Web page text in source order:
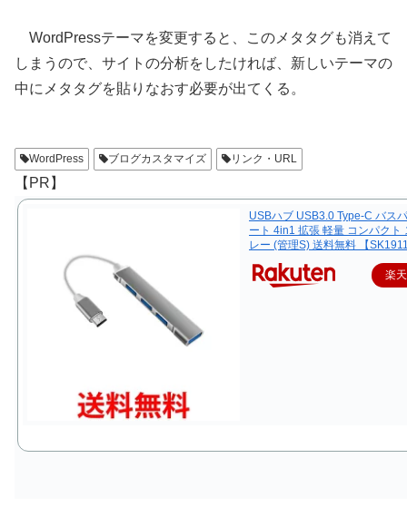
WordPressテーマを変更すると、このメタタグも消えて
しまうので、サイトの分析をしたければ、新しいテーマの
中にメタタグを貼りなおす必要が出てくる。
WordPress ブログカスタマイズ リンク・URL
【PR】
USBハブ USB3.0 Type-C バス
ート 4in1 拡張 軽量 コンパクト
レー (管理S) 送料無料 【
楽